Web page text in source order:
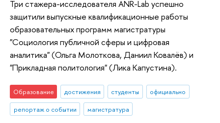
Три стажера-исследователя ANR-Lab успешно
защитили выпускные квалификационные работы
образовательных программ магистратуры
"Социология публичной сферы и цифровая
аналитика" (Ольга Молоткова, Даниил Ковалёв) и
"Прикладная политология" (Лика Капустина).
Образование достижения студенты
официально
репортаж о событии
магистратура